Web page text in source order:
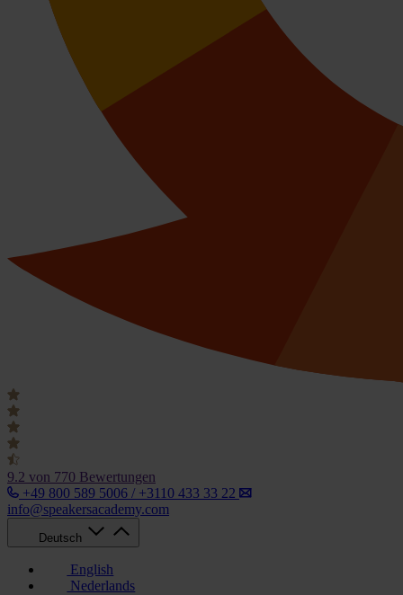
9.2 von 770 Bewertungen
+49 800 589 5006 / +3110 433 33 22
info@speakersacademy.com
Deutsch
English
Nederlands